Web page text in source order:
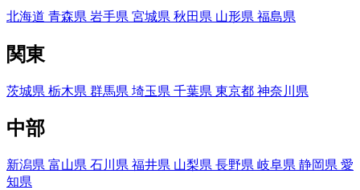
北海道 青森県 岩手県 宮城県 秋田県 山形県 福島県
関東
茨城県 栃木県 群馬県 埼玉県 千葉県 東京都 神奈川県
中部
新潟県 富山県 石川県 福井県 山梨県 長野県 岐阜県 静岡県 愛
知県